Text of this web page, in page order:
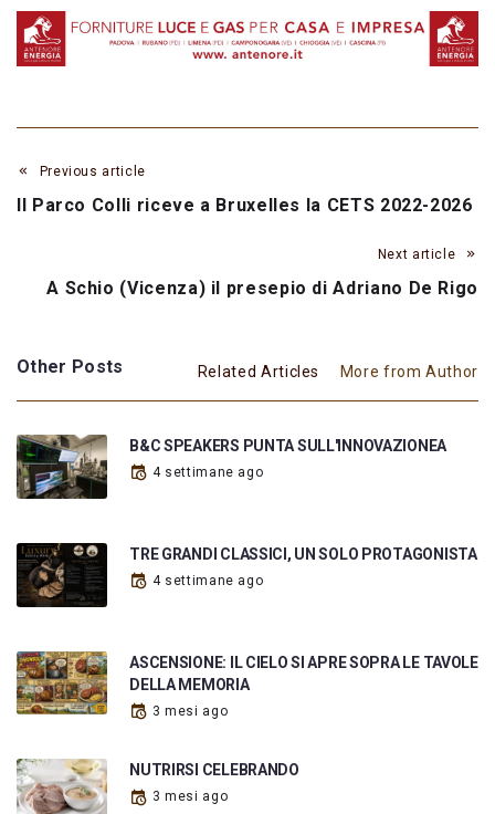
Previous article
Il Parco Colli riceve a Bruxelles la CETS 2022-2026
Next article
A Schio (Vicenza) il presepio di Adriano De Rigo
Other Posts Related Articles More from Author
B&C SPEAKERS PUNTA SULL'INNOVAZIONEA
4 settimane ago
TRE GRANDI CLASSICI, UN SOLO PROTAGONISTA
4 settimane ago
ASCENSIONE: IL CIELO SI APRE SOPRA LE TAVOLE
DELLA MEMORIA
3 mesi ago
NUTRIRSI CELEBRANDO
3 mesi ago